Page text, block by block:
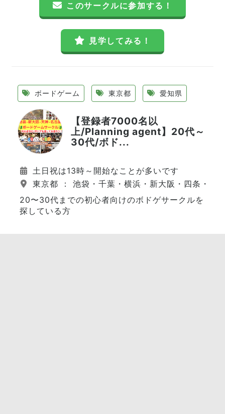
このサークルに参加する！
見学してみる！
ボードゲーム 東京都 愛知県
【登録者7000名以
上/Planning agent】20代～
30代/ボド...
土日祝は13時～開始なことが多いです
東京都 ： 池袋・千葉・横浜・新大阪・四条・天
20〜30代までの初心者向けのボドゲサークルを
探している方